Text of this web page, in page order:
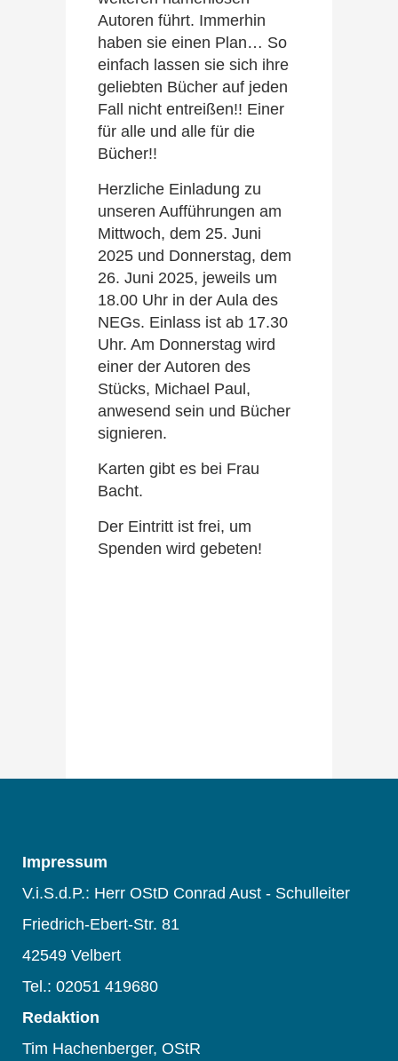
Autoren führt. Immerhin
haben sie einen Plan… So
einfach lassen sie sich ihre
geliebten Bücher auf jeden
Fall nicht entreißen!! Einer
für alle und alle für die
Bücher!!
Herzliche Einladung zu
unseren Aufführungen am
Mittwoch, dem 25. Juni
2025 und Donnerstag, dem
26. Juni 2025, jeweils um
18.00 Uhr in der Aula des
NEGs. Einlass ist ab 17.30
Uhr. Am Donnerstag wird
einer der Autoren des
Stücks, Michael Paul,
anwesend sein und Bücher
signieren.
Karten gibt es bei Frau
Bacht.
Der Eintritt ist frei, um
Spenden wird gebeten!
Impressum
V.i.S.d.P.: Herr OStD Conrad Aust - Schulleiter
Friedrich-Ebert-Str. 81
42549 Velbert
Tel.: 02051 419680
Redaktion
Tim Hachenberger, OStR